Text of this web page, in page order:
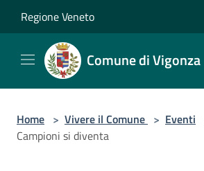
Regione Veneto
Comune di Vigonza
Home > Vivere il Comune > Eventi
Campioni si diventa